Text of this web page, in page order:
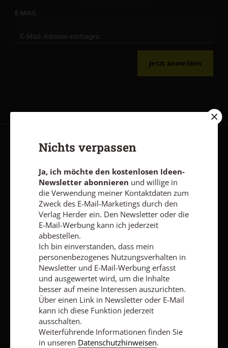
E-MAIL
Jetzt anmelden
AGB und Widerrufsbelehrung Datenschutz
Vertrag widerrufen Abo online kündigen
Nach oben
Nichts verpassen
Ja, ich möchte den kostenlosen Ideen-
Newsletter abonnieren und willige in
die Verwendung meiner Kontaktdaten zum
Zweck des E-Mail-Marketings durch den
Verlag Herder ein. Den Newsletter oder die
E-Mail-Werbung kann ich jederzeit
abbestellen.
Ich bin einverstanden, dass mein
personenbezogenes Nutzungsverhalten in
Newsletter und E-Mail-Werbung erfasst
und ausgewertet wird, um die Inhalte
besser auf meine Interessen auszurichten.
Über einen Link in Newsletter oder E-Mail
kann ich diese Funktion jederzeit
ausschalten.
Weiterführende Informationen finden Sie
in unseren Datenschutzhinweisen.